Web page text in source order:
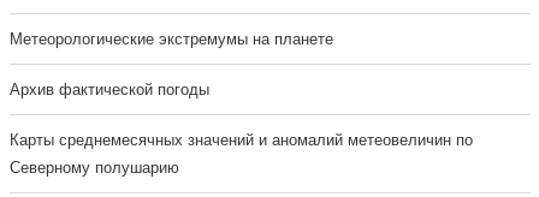
Метеорологические экстремумы на планете
Архив фактической погоды
Карты среднемесячных значений и аномалий метеовеличин по
Северному полушарию